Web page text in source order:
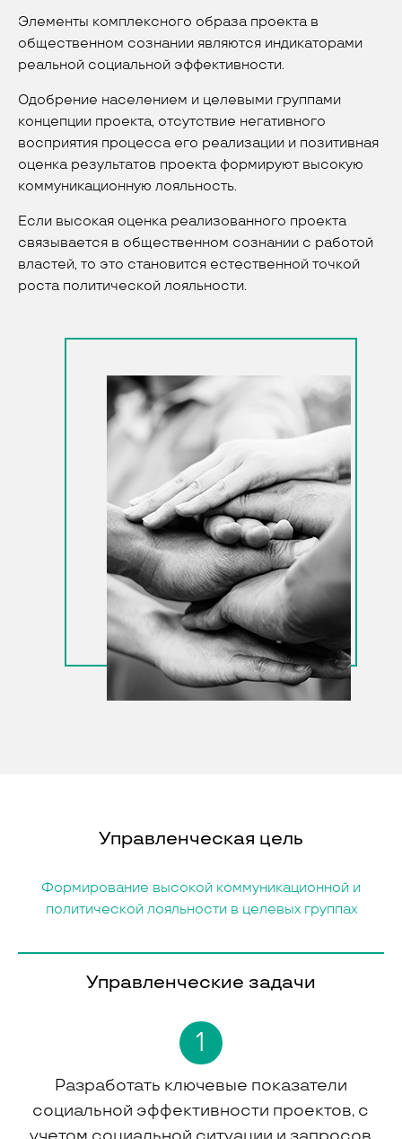
Элементы комплексного образа проекта в
общественном сознании являются индикаторами
реальной социальной эффективности.
Одобрение населением и целевыми группами
концепции проекта, отсутствие негативного
восприятия процесса его реализации и позитивная
оценка результатов проекта формируют высокую
коммуникационную лояльность.
Если высокая оценка реализованного проекта
связывается в общественном сознании с работой
властей, то это становится естественной точкой
роста политической лояльности.
Управленческая цель
Формирование высокой коммуникационной и
политической лояльности в целевых группах
Управленческие задачи
1
Разработать ключевые показатели
социальной эффективности проектов, с